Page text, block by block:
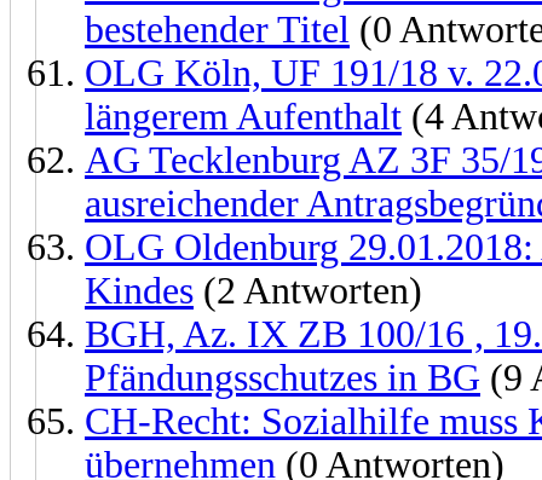
bestehender Titel (0
OLG Köln, UF 191/18 v.
längerem Aufenthalt (4
AG Tecklenburg AZ 3F 35/
ausreichender
OLG Oldenburg
Kindes (2 Antworten)
BGH, Az. IX ZB 100/16 ,
Pfändungsschutzes in BG (9
CH-Recht: Sozialhilfe muss
übernehmen (0 Antworten)